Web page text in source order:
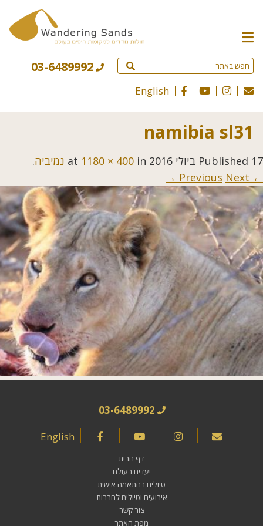
תפריט
האתר
03-6489992
English
namibia sl31
Published 17 ביולי 2016 1180 × 400 in נמיביה.
← Previous
Next →
03-6489992
English
דף הבית
יעדים בעולם
טיולים בהתאמה אישית
אירועים וטיולים לחברות
צור קשר
מפת האתר